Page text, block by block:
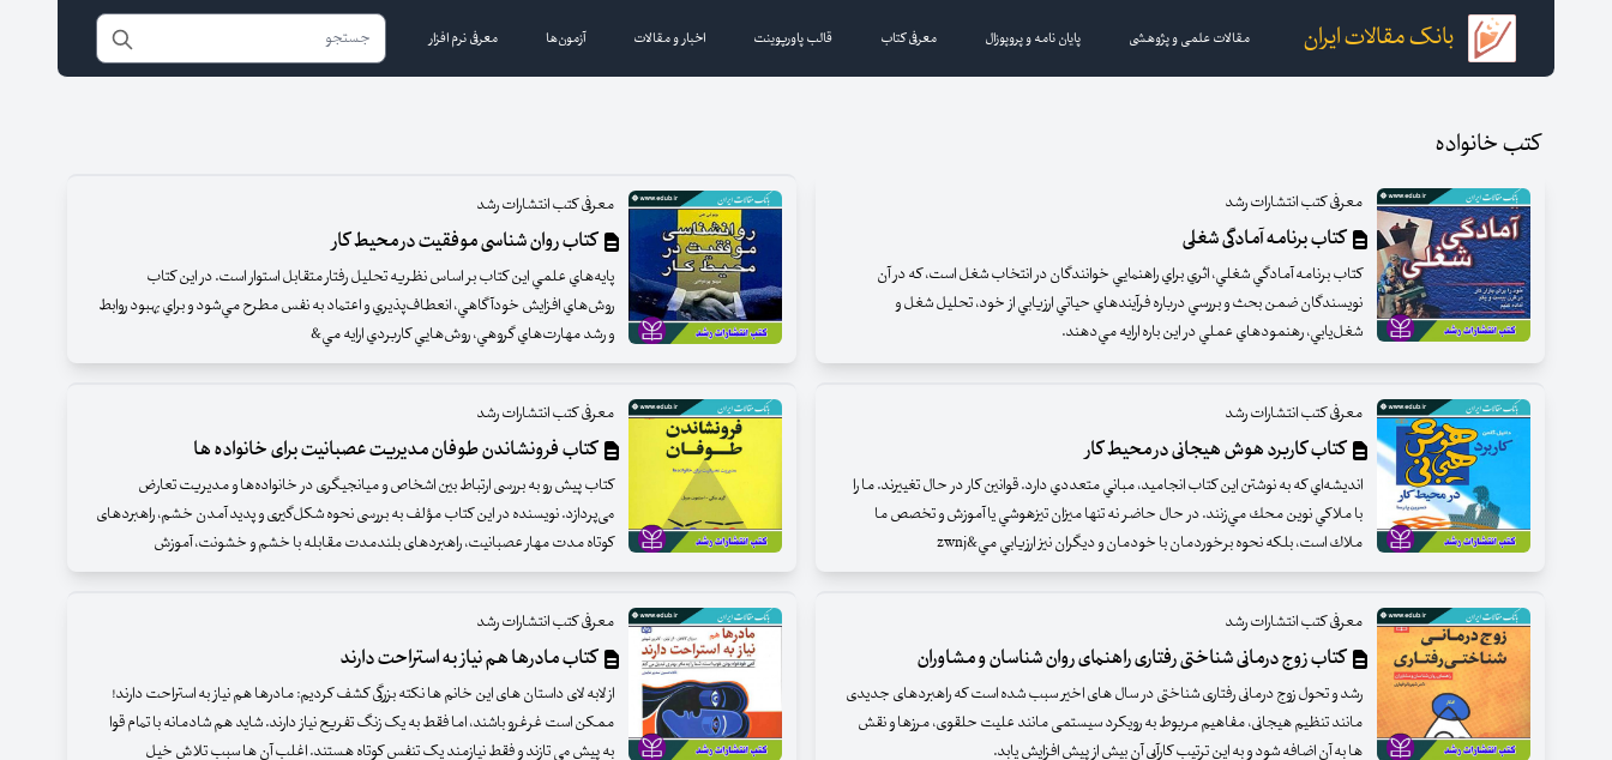
بانک مقالات ایران مقالات علمی و پژوهشی پایان نامه و پروپوزال معرفی کتاب قالب پاورپوینت اخبار و مقالات آزمون‌ها معرفی نرم افزار
کتب خانواده
معرفی کتب انتشارات رشد
کتاب برنامه آمادگی شغلی
كتاب برنامه آمادگي شغلي، اثري براي راهنمايي خوانندگان در انتخاب شغل است، كه در آن
نويسندگان ضمن بحث و بررسي درباره فرآيندهاي حياتي ارزيابي از خود، تحليل شغل و
شغل‌يابي، رهنمودهاي عملي در اين باره ارايه مي‌دهند.
معرفی کتب انتشارات رشد
کتاب روان شناسی موفقیت در محیط کار
پايه‌هاي علمي اين كتاب بر اساس نظريه تحليل رفتار متقابل استوار است. در اين كتاب‌
روش‌هاي افزايش خودآگاهي، انعطاف‌پذيري و اعتماد به نفس مطرح مي‌شود و براي بهبود روابط
و رشد مهارت‌هاي گروهي، روش‌هايي كاربردي ارايه مي&
معرفی کتب انتشارات رشد
کتاب کاربرد هوش هیجانی در محیط کار
انديشه‌اي كه به نوشتن اين كتاب انجاميد، مباني متعددي دارد. قوانين كار در حال تغييرند. ما را
با ملاكي نوين محك مي‌زنند. در حال حاضر نه تنها ميزان تيزهوشي يا آموزش و تخصص ما
ملاك است، بلكه نحوه برخوردمان با خودمان و ديگران نيز ارزيابي مي&zwnj
معرفی کتب انتشارات رشد
کتاب فرونشاندن طوفان مدیریت عصبانیت برای خانواده ها
کتاب پیش رو به بررسی ارتباط بین اشخاص و میانجیگری در خانواده‌ها و مدیریت تعارض
می‌پردازد. نویسنده در این کتاب مؤلف به بررسی نحوه شکل‌گیری و پدید آمدن خشم، راهبردهای
کوتاه مدت مهار عصبانیت، راهبردهای بلندمدت مقابله با خشم و خشونت، آموزش
معرفی کتب انتشارات رشد
کتاب زوج درمانی شناختی رفتاری راهنمای روان شناسان و مشاوران
رشد و تحول زوج درمانی رفتاری شناختی در سال های اخیر سبب شده است که راهبردهای جدیدی
مانند تنظیم هیجانی، مفاهیم مربوط به رویکرد سیستمی مانند علیت حلقوی، مرزها و نقش
ها به آن اضافه شود و به این ترتیب کارآیی آن بیش از پیش افزایش یابد.
معرفی کتب انتشارات رشد
کتاب مادرها هم نیاز به استراحت دارند
از لابه لای داستان های این خانم ها نکته بزرگی کشف کردیم: مادرها هم نیاز به استراحت دارند!
ممکن است غرغرو باشند، اما فقط به یک زنگ تفریح نیاز دارند. شاید هم شادمانه با تمام قوا
به پیش می تازند و فقط نیازمند یک تنفس کوتاه هستند. اغلب آن ها سبب تلاش خیل